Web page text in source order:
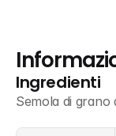
Ingredienti
Semola di grano